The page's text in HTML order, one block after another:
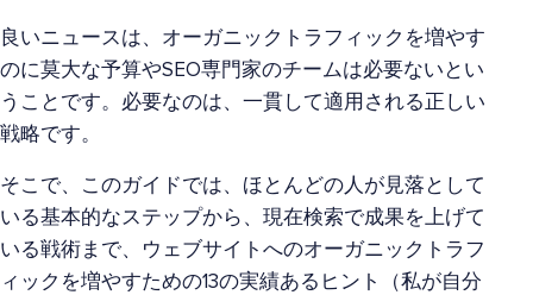
良いニュースは、オーガニックトラフィックを増やす
のに莫大な予算やSEO専門家のチームは必要ないとい
うことです。必要なのは、一貫して適用される正しい
戦略です。
そこで、このガイドでは、ほとんどの人が見落として
いる基本的なステップから、現在検索で成果を上げて
いる戦術まで、ウェブサイトへのオーガニックトラフ
ィックを増やすための13の実績あるヒント（私が自分